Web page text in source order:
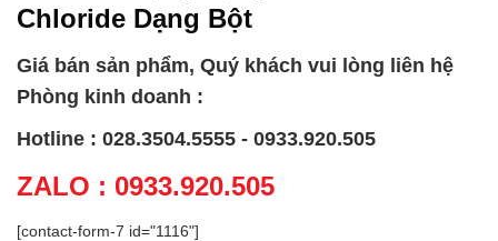
Chloride Dạng Bột
Giá bán sản phẩm, Quý khách vui lòng liên hệ
Phòng kinh doanh :
Hotline : 028.3504.5555 - 0933.920.505
ZALO : 0933.920.505
[contact-form-7 id="1116"]